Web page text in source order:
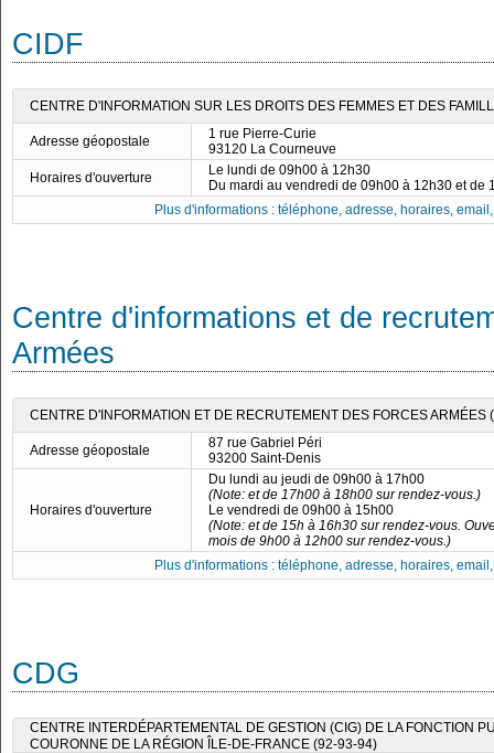
CIDF
CENTRE D'INFORMATION SUR LES DROITS DES FEMMES ET DES
Adresse géopostale
1 rue Pierre-Curie
93120 La Courneuve
Horaires d'ouverture
Le lundi de 09h00 à 12h30
Du mardi au vendredi de 09h00 à 12h30 et de
Plus d'informations : téléphone, adresse, horaires,
Centre d'informations et de
Armées
CENTRE D'INFORMATION ET DE RECRUTEMENT DES FORCES ARMÉES
Adresse géopostale
87 rue Gabriel Péri
93200 Saint-Denis
Horaires d'ouverture
Du lundi au jeudi de 09h00 à 17h00
(Note: et de 17h00 à 18h00 sur rendez-vous.)
Le vendredi de 09h00 à 15h00
(Note: et de 15h à 16h30 sur rendez-vous.
mois de 9h00 à 12h00 sur rendez-vous.)
Plus d'informations : téléphone, adresse, horaires,
CDG
CENTRE INTERDÉPARTEMENTAL DE GESTION (CIG) DE LA FONCTION
COURONNE DE LA RÉGION ÎLE-DE-FRANCE (92-93-94)